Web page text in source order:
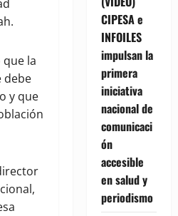
la
debe
y que
CIPESA e
INFOILES
impulsan la
primera
iniciativa
nacional de
comunicaci
ón
accesible
en salud y
periodismo